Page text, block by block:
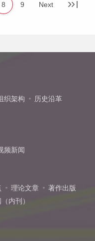
8 9 Next
织架构
历史沿革
频新闻
理论文章
著作出版
内刊）